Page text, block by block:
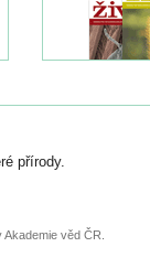
přírody.
věd ČR.